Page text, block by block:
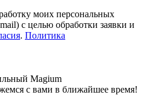
моих персональных
с целью обработки заявки и
. Политика
Magium
с вами в ближайшее время!